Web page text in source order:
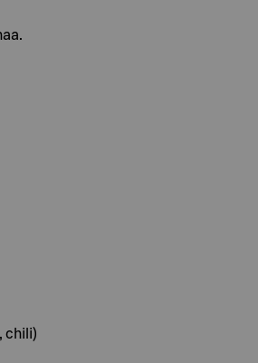
chili)